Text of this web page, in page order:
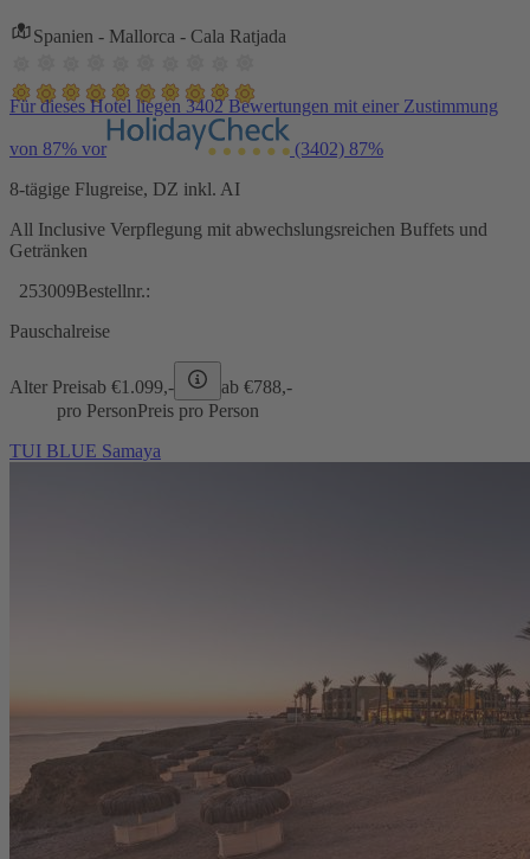
Spanien - Mallorca - Cala Ratjada
Für dieses Hotel liegen 3402 Bewertungen mit einer Zustimmung
von 87% vor (3402) 87%
8-tägige Flugreise, DZ inkl. AI
All Inclusive Verpflegung mit abwechslungsreichen Buffets und
Getränken
253009Bestellnr.:
Pauschalreise
Alter Preisab €1.099,- ab €788,-
pro PersonPreis pro Person
TUI BLUE Samaya